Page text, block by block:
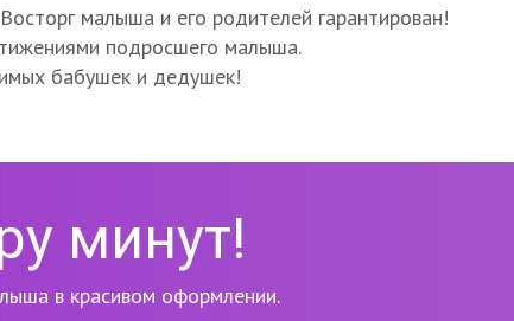
малыша и его родителей гарантирован!
подросшего малыша.
бабушек и дедушек!
минут!
в красивом оформлении.